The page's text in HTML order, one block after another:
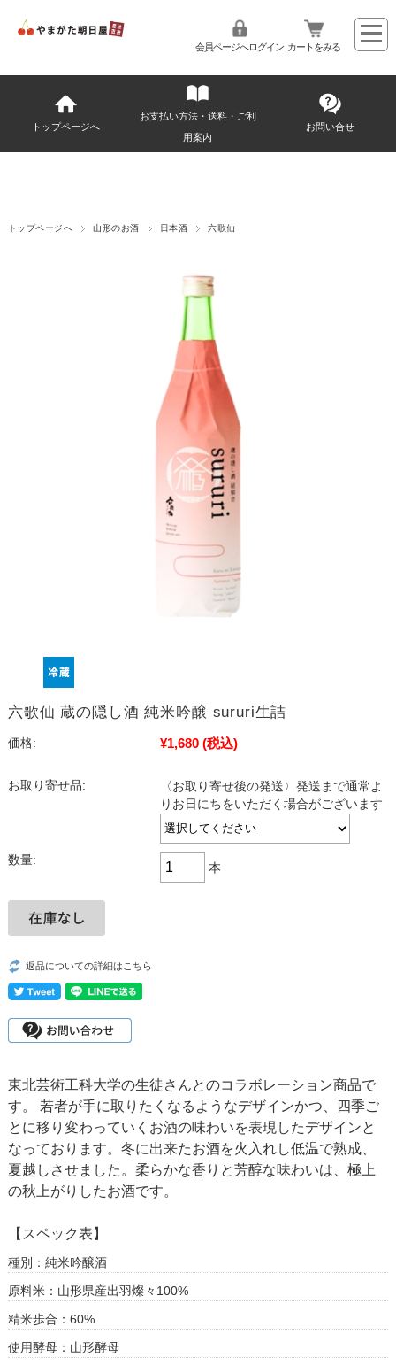
会員ページへログイン カートをみる
トップページへ
お支払い方法・送料・ご利
用案内
お問い合せ
トップページへ 山形のお酒 日本酒 六歌仙
六歌仙 蔵の隠し酒 純米吟醸 sururi生詰
価格: ¥1,680 (税込)
お取り寄せ品:
〈お取り寄せ後の発送〉発送まで通常よ
りお日にちをいただく場合がございます
数量:
本
返品についての詳細はこちら
東北芸術工科大学の生徒さんとのコラボレーション商品で
す。 若者が手に取りたくなるようなデザインかつ、四季ご
とに移り変わっていくお酒の味わいを表現したデザインと
なっております。冬に出来たお酒を火入れし低温で熟成、
夏越しさせました。柔らかな香りと芳醇な味わいは、極上
の秋上がりしたお酒です。
【スペック表】
種別：純米吟醸酒
原料米：山形県産出羽燦々100%
精米歩合：60%
使用酵母：山形酵母